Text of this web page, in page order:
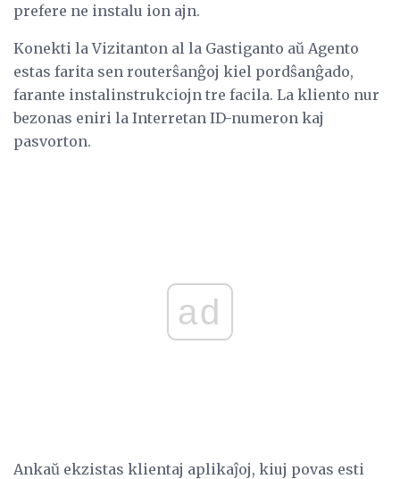
prefere ne instalu ion ajn.
Konekti la Vizitanton al la Gastiganto aŭ Agento
estas farita sen routerŝanĝoj kiel pordŝanĝado,
farante instalinstrukciojn tre facila. La kliento nur
bezonas eniri la Interretan ID-numeron kaj
pasvorton.
ad
Ankaŭ ekzistas klientaj aplikaĵoj, kiuj povas esti